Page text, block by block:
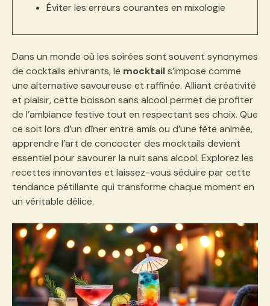
Éviter les erreurs courantes en mixologie
Dans un monde où les soirées sont souvent synonymes
de cocktails enivrants, le mocktails’impose comme
une alternative savoureuse et raffinée. Alliant créativité
et plaisir, cette boisson sans alcool permet de profiter
de l’ambiance festive tout en respectant ses choix. Que
ce soit lors d’un dîner entre amis ou d’une fête animée,
apprendre l’art de concocter des mocktails devient
essentiel pour savourer la nuit sans alcool. Explorez les
recettes innovantes et laissez-vous séduire par cette
tendance pétillante qui transforme chaque moment en
un véritable délice.